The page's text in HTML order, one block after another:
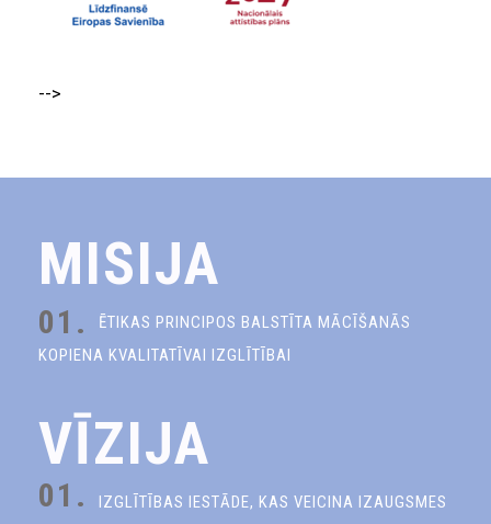
-->
MISIJA
01.
ĒTIKAS PRINCIPOS BALSTĪTA MĀCĪŠANĀS
KOPIENA KVALITATĪVAI IZGLĪTĪBAI
VĪZIJA
01.
IZGLĪTĪBAS IESTĀDE, KAS VEICINA IZAUGSMES